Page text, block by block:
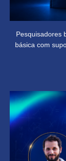
Pesquisadores
básica com